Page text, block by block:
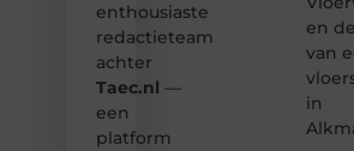
enthousiaste
redactieteam
achter
Taec.nl —
een
platform
en
van
in